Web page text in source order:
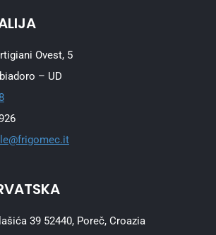
Ovest, 5
– UD
39 52440, Poreč, Croazia